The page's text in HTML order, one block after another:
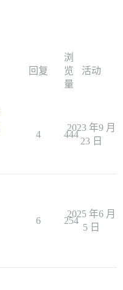
回复
浏
览
量
活动
4 444
2023 年9 月
23 日
6 254
2025 年6 月
5 日